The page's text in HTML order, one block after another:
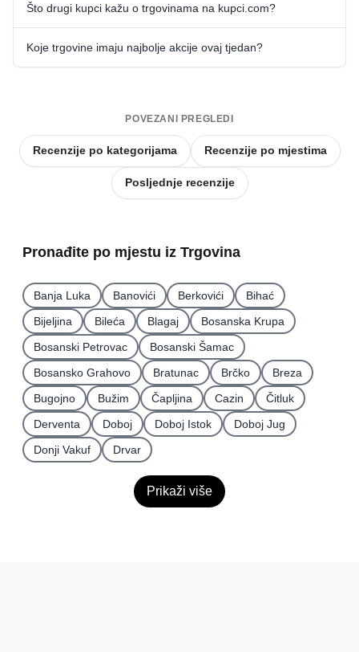
Što drugi kupci kažu o trgovinama na kupci.com?
Koje trgovine imaju najbolje akcije ovaj tjedan?
POVEZANI PREGLEDI
Recenzije po kategorijama Recenzije po mjestima
Posljednje recenzije
Pronađite po mjestu iz Trgovina
Banja Luka Banovići Berkovići
Bihać
Bijeljina
Bileća Blagaj
Bosanska Krupa
Bosanski Petrovac
Bosanski Šamac
Bosansko Grahovo
Bratunac Brčko
Breza
Bugojno
Bužim Čapljina Cazin
Čitluk
Derventa
Doboj Doboj Istok
Doboj Jug
Donji Vakuf
Drvar
Prikaži više